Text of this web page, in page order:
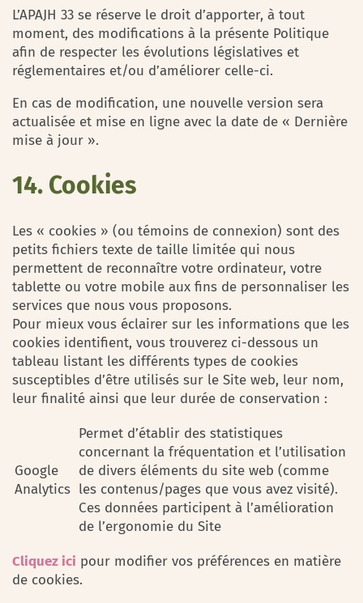
L’APAJH 33 se réserve le droit d’apporter, à tout
moment, des modifications à la présente Politique
afin de respecter les évolutions législatives et
réglementaires et/ou d’améliorer celle-ci.
En cas de modification, une nouvelle version sera
actualisée et mise en ligne avec la date de « Dernière
mise à jour ».
14. Cookies
Les « cookies » (ou témoins de connexion) sont des
petits fichiers texte de taille limitée qui nous
permettent de reconnaître votre ordinateur, votre
tablette ou votre mobile aux fins de personnaliser les
services que nous vous proposons.
Pour mieux vous éclairer sur les informations que les
cookies identifient, vous trouverez ci-dessous un
tableau listant les différents types de cookies
susceptibles d’être utilisés sur le Site web, leur nom,
leur finalité ainsi que leur durée de conservation :
Google
Analytics
Permet d’établir des statistiques
concernant la fréquentation et l’utilisation
de divers éléments du site web (comme
les contenus/pages que vous avez visité).
Ces données participent à l’amélioration
de l’ergonomie du Site
Cliquez ici pour modifier vos préférences en matière
de cookies.